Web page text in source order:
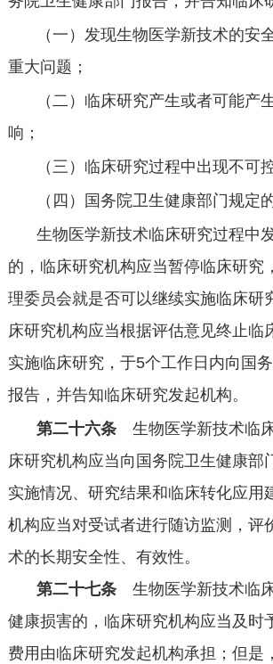
（一）发现生物医学新技术的安
重大问题；
（二）临床研究产生或者可能产
响；
（三）临床研究过程中出现不可
（四）国务院卫生健康部门规定
生物医学新技术临床研究过程中
的，临床研究机构应当暂停临床研究
理委员会就是否可以继续实施临床研
床研究机构应当根据评估意见终止临
实施临床研究，于5个工作日内向国
报告，并告知临床研究发起机构。
第二十六条 生物医学新技术临
床研究机构应当向国务院卫生健康部
实施情况、研究结果和临床转化应用
机构应当对受试者进行随访监测，评
术的长期安全性、有效性。
第二十七条 生物医学新技术临
健康损害的，临床研究机构应当及时
费用由临床研究发起机构承担；但是